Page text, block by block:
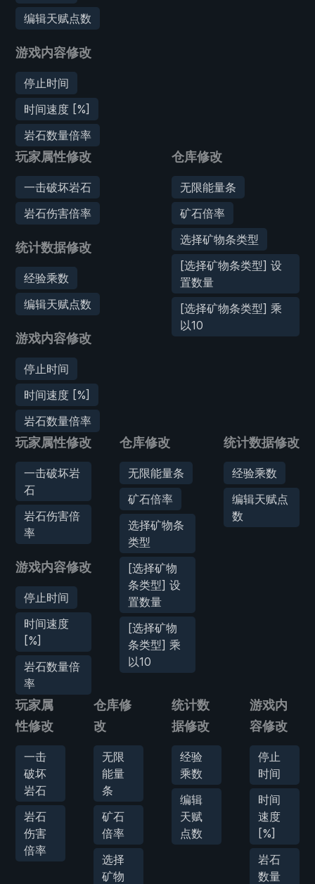
编辑天赋点数
游戏内容修改
停止时间
时间速度 [%]
岩石数量倍率
玩家属性修改
一击破坏岩石
岩石伤害倍率
统计数据修改
经验乘数
编辑天赋点数
游戏内容修改
停止时间
时间速度 [%]
岩石数量倍率
仓库修改
无限能量条
矿石倍率
选择矿物条类型
[选择矿物条类型] 设
置数量
[选择矿物条类型] 乘
以10
玩家属性修改
一击破坏岩
石
岩石伤害倍
率
游戏内容修改
停止时间
时间速度
[%]
岩石数量倍
率
仓库修改
无限能量条
矿石倍率
选择矿物条
类型
[选择矿物
条类型] 设
置数量
[选择矿物
条类型] 乘
以10
统计数据修改
经验乘数
编辑天赋点
数
玩家属
性修改
一击
破坏
岩石
岩石
伤害
倍率
仓库修
改
无限
能量
条
矿石
倍率
选择
矿物
统计数
据修改
经验
乘数
编辑
天赋
点数
游戏内
容修改
停止
时间
时间
速度
[%]
岩石
数量